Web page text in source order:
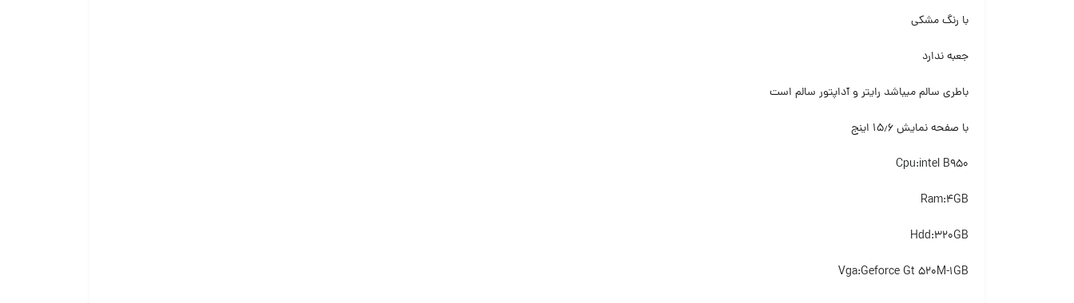
با رنگ مشکی
جعبه ندارد
باطری سالم میباشد رایتر و آداپتور سالم است
با صفحه نمایش ۱۵٫۶ اینج
Cpu:intel B950
Ram:4GB
Hdd:320GB
Vga:Geforce Gt 520M-1GB